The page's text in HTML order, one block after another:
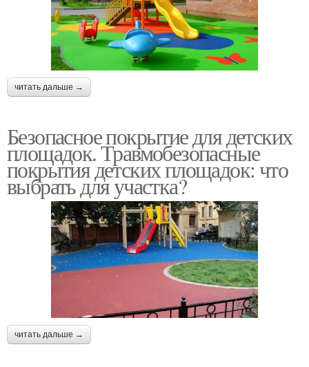
читать дальше →
Безопасное покрытие для детских
площадок. Травмобезопасные
покрытия детских площадок: что
выбрать для участка?
читать дальше →